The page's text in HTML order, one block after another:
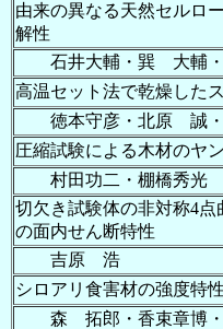
由来の異なる天然セルロ
解性
石井大輔・巽 大輔・
高温セット法で乾燥した
徳本守彦・北原 誠・
圧縮試験による木材のヤ
村田功二・棚橋秀光
切欠き試験体の非対称4
の面内せん断特性
吉原 浩
シロアリ食害材の強度特
森 拓郎・香束章博・